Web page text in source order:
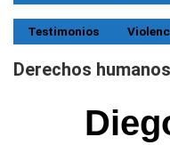
Testimonios
Derechos humanos